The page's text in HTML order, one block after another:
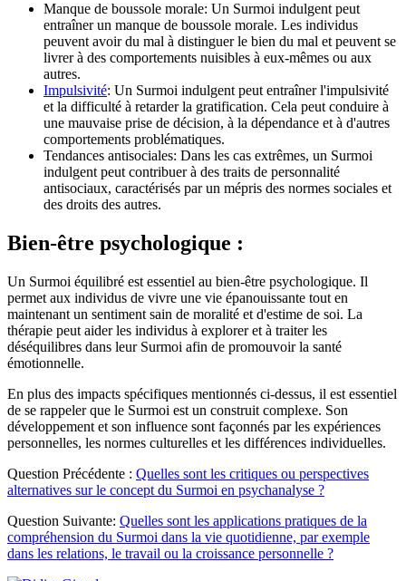
Manque de boussole morale: Un Surmoi indulgent peut
entraîner un manque de boussole morale. Les individus
peuvent avoir du mal à distinguer le bien du mal et peuvent se
livrer à des comportements nuisibles à eux-mêmes ou aux
autres.
Impulsivité: Un Surmoi indulgent peut entraîner l'impulsivité
et la difficulté à retarder la gratification. Cela peut conduire à
une mauvaise prise de décision, à la dépendance et à d'autres
comportements problématiques.
Tendances antisociales: Dans les cas extrêmes, un Surmoi
indulgent peut contribuer à des traits de personnalité
antisociaux, caractérisés par un mépris des normes sociales et
des droits des autres.
Bien-être psychologique :
Un Surmoi équilibré est essentiel au bien-être psychologique. Il
permet aux individus de vivre une vie épanouissante tout en
maintenant un sentiment sain de moralité et d'estime de soi. La
thérapie peut aider les individus à explorer et à traiter les
déséquilibres dans leur Surmoi afin de promouvoir la santé
émotionnelle.
En plus des impacts spécifiques mentionnés ci-dessus, il est essentiel
de se rappeler que le Surmoi est un construit complexe. Son
développement et son influence sont façonnés par les expériences
personnelles, les normes culturelles et les différences individuelles.
Question Précédente : Quelles sont les critiques ou perspectives
alternatives sur le concept du Surmoi en psychanalyse ?
Question Suivante: Quelles sont les applications pratiques de la
compréhension du Surmoi dans la vie quotidienne, par exemple
dans les relations, le travail ou la croissance personnelle ?